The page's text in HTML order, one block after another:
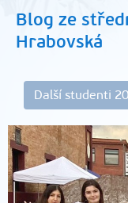
Blog ze
Hrabovská
Další studenti